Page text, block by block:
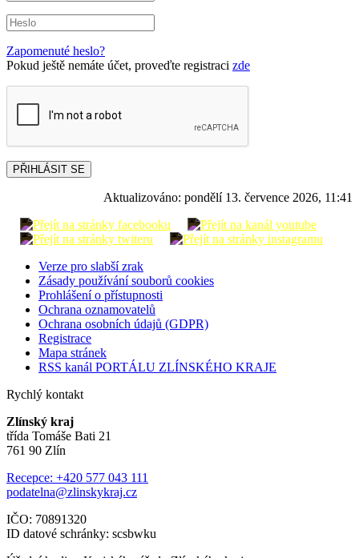
Zapomenuté heslo?
Pokud ještě nemáte účet, proveďte registraci zde
PŘIHLÁSIT SE
Aktualizováno: pondělí 13. července 2026, 11:41
Verze pro slabší zrak
Zásady používání souborů cookies
Prohlášení o přístupnosti
Ochrana oznamovatelů
Ochrana osobních údajů (GDPR)
Registrace
Mapa stránek
RSS kanál PORTÁLU ZLÍNSKÉHO KRAJE
Rychlý kontakt
Zlínský kraj
třída Tomáše Bati 21
761 90 Zlín
Recepce: +420 577 043 111
podatelna@zlinskykraj.cz
IČO: 70891320
ID datové schránky: scsbwku